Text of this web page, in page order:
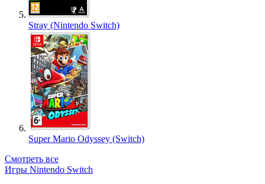
Stray (Nintendo Switch)
Super Mario Odyssey (Switch)
Смотреть все
Игры Nintendo Switch